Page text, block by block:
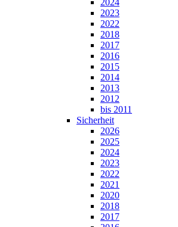
2024
2023
2022
2018
2017
2016
2015
2014
2013
2012
bis 2011
Sicherheit
2026
2025
2024
2023
2022
2021
2020
2018
2017